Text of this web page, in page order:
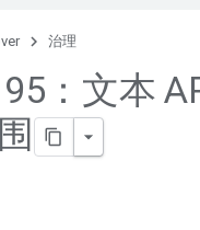
治理
：文本